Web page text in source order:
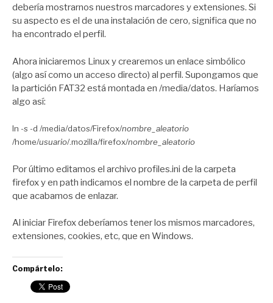
debería mostrarnos nuestros marcadores y extensiones. Si
su aspecto es el de una instalación de cero, significa que no
ha encontrado el perfil.
Ahora iniciaremos Linux y crearemos un enlace simbólico
(algo así como un acceso directo) al perfil. Supongamos que
la partición FAT32 está montada en /media/datos. Haríamos
algo así:
ln -s -d /media/datos/Firefox/nombre_aleatorio
/home/usuario/.mozilla/firefox/nombre_aleatorio
Por último editamos el archivo profiles.ini de la carpeta
firefox y en path indicamos el nombre de la carpeta de perfil
que acabamos de enlazar.
Al iniciar Firefox deberíamos tener los mismos marcadores,
extensiones, cookies, etc, que en Windows.
Compártelo: